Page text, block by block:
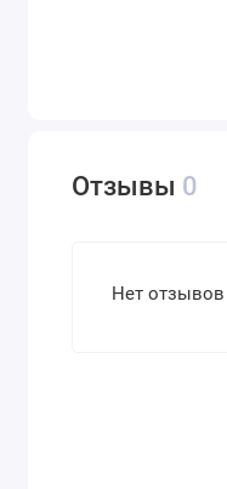
Отзывы 0
Нет отзывов